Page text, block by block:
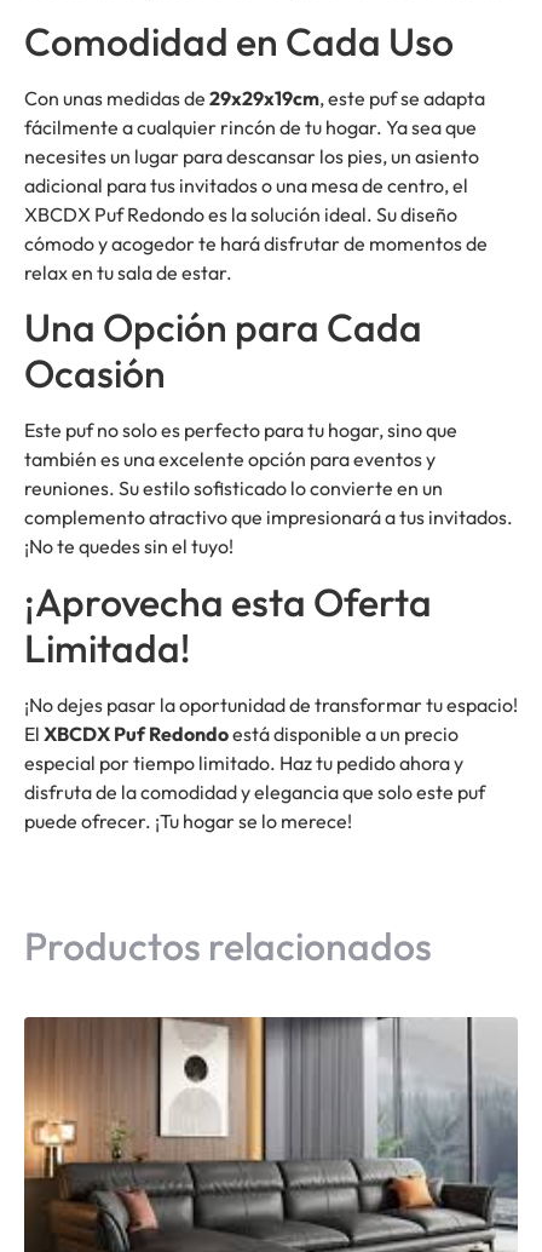
Comodidad en Cada Uso
Con unas medidas de 29x29x19cm, este puf se adapta
fácilmente a cualquier rincón de tu hogar. Ya sea que
necesites un lugar para descansar los pies, un asiento
adicional para tus invitados o una mesa de centro, el
XBCDX Puf Redondo es la solución ideal. Su diseño
cómodo y acogedor te hará disfrutar de momentos de
relax en tu sala de estar.
Una Opción para Cada
Ocasión
Este puf no solo es perfecto para tu hogar, sino que
también es una excelente opción para eventos y
reuniones. Su estilo sofisticado lo convierte en un
complemento atractivo que impresionará a tus invitados.
¡No te quedes sin el tuyo!
¡Aprovecha esta Oferta
Limitada!
¡No dejes pasar la oportunidad de transformar tu espacio!
El XBCDX Puf Redondoestá disponible a un precio
especial por tiempo limitado. Haz tu pedido ahora y
disfruta de la comodidad y elegancia que solo este puf
puede ofrecer. ¡Tu hogar se lo merece!
Productos relacionados